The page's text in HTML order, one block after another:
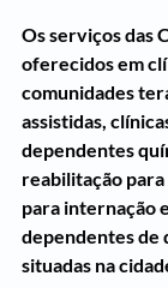
Os serviços das
oferecidos em
comunidades
assistidas,
dependentes
reabilitação
para internação
dependentes de
situadas na